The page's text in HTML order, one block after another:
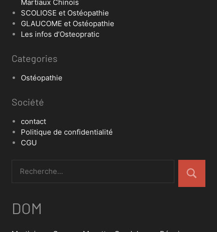
Martiaux Chinois
SCOLIOSE et Ostéopathie
GLAUCOME et Ostéopathie
Les infos d’Osteopratic
Categories
Ostéopathie
Société
contact
Politique de confidentialité
CGU
DOM